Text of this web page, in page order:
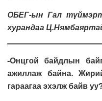
ОБЕГ-ын Гал
хурандаа
-Онцгой байдлын
ажиллаж байна.
гараагаа эхэлж байв